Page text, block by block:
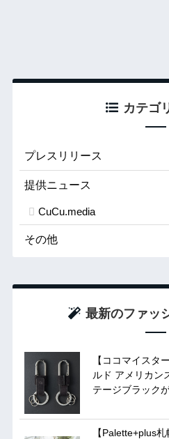
カテゴ
プレスリリース
提供ニュース
CuCu.media
その他
最新のファッ
【ココマイスタ
ルド アメリカン
テージブラック
【Palette+plus